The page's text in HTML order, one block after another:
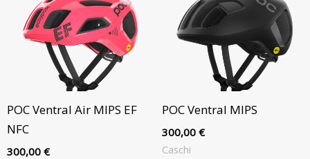
POC Ventral Air MIPS EF
NFC
300,00 €
POC Ventral MIPS
300,00 €
Caschi